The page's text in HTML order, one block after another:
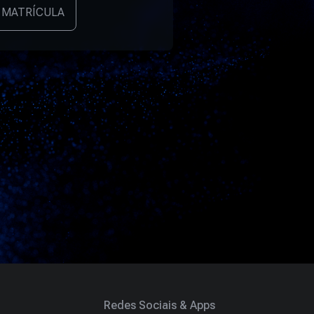
MATRÍCULA
Redes Sociais & Apps